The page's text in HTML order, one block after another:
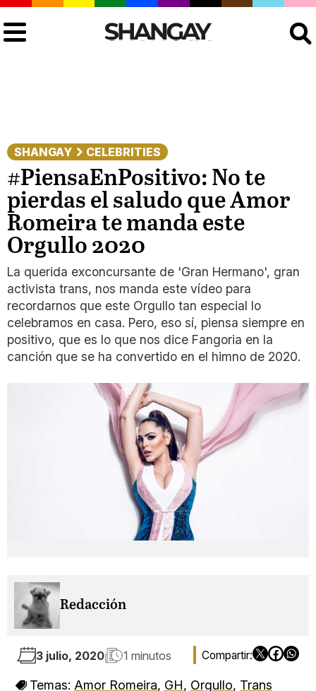
SHANGAY CELEBRITIES
#PiensaEnPositivo: No te
pierdas el saludo que Amor
Romeira te manda este
Orgullo 2020
La querida exconcursante de 'Gran Hermano', gran
activista trans, nos manda este vídeo para
recordarnos que este Orgullo tan especial lo
celebramos en casa. Pero, eso sí, piensa siempre en
positivo, que es lo que nos dice Fangoria en la
canción que se ha convertido en el himno de 2020.
Redacción
3 julio, 2020 1 minutos
Temas: Amor Romeira, GH, Orgullo, Trans